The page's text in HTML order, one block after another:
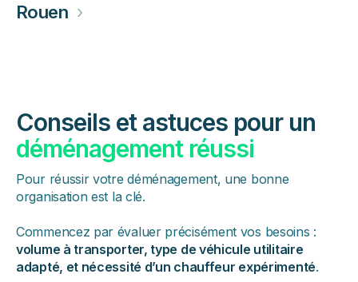
Rouen ›
Conseils et astuces pour un
déménagement réussi
Pour réussir votre déménagement, une bonne
organisation est la clé.
Commencez par évaluer précisément vos besoins :
volume à transporter, type de véhicule utilitaire
adapté, et nécessité d’un chauffeur expérimenté.